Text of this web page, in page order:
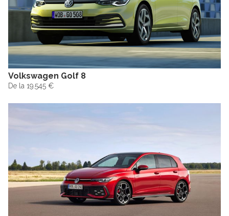
Volkswagen Golf 8
De la 19.545 €